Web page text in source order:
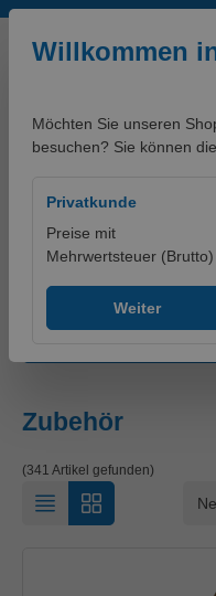
Zum Hauptinhalt springen
Willkommen
Möchten Sie unseren
besuchen? Sie können
Privatkunde
Preise mit
Mehrwertsteuer (Brutto)
Weiter
Zubehör
(341 Artikel gefunden)